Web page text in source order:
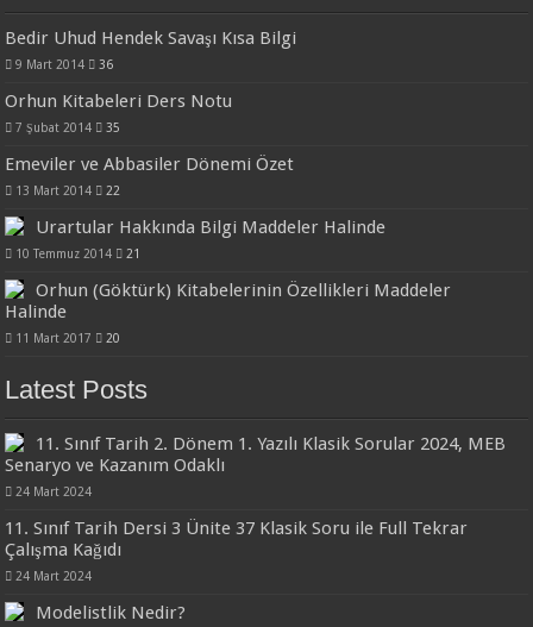
Bedir Uhud Hendek Savaşı Kısa Bilgi
9 Mart 2014 36
Orhun Kitabeleri Ders Notu
7 Şubat 2014 35
Emeviler ve Abbasiler Dönemi Özet
13 Mart 2014 22
Urartular Hakkında Bilgi Maddeler Halinde
10 Temmuz 2014 21
Orhun (Göktürk) Kitabelerinin Özellikleri Maddeler
Halinde
11 Mart 2017 20
Latest Posts
11. Sınıf Tarih 2. Dönem 1. Yazılı Klasik Sorular 2024, MEB
Senaryo ve Kazanım Odaklı
24 Mart 2024
11. Sınıf Tarih Dersi 3 Ünite 37 Klasik Soru ile Full Tekrar
Çalışma Kağıdı
24 Mart 2024
Modelistlik Nedir?